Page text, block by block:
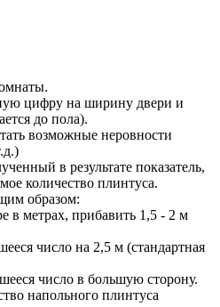
цифру на ширину двери и
до пола).
возможные неровности
в результате показатель,
количество плинтуса.
образом:
в метрах, прибавить 1,5 - 2 м
число на 2,5 м (стандартная
число в большую сторону.
напольного плинтуса